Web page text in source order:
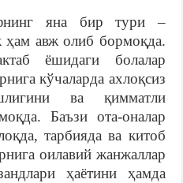
яна бир тури –
авж олиб бормоқда.
ёшидаги болалар
кўчаларда ахлоқсиз
ва қимматли
Баъзи ота-оналар
тарбияда ва китоб
оилавий жанжаллар
ҳаётини ҳамда